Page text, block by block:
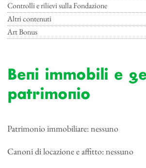
Controlli e rilievi sulla Fondazione
Altri contenuti
Art Bonus
Beni immobili e
patrimonio
Patrimonio immobiliare: nessuno
Canoni di locazione e affitto: nessuno